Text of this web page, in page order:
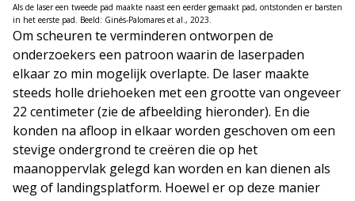
Als de laser een tweede pad maakte naast een eerder gemaakt pad, ontstonden er barsten
in het eerste pad. Beeld: Ginés‑Palomares et al., 2023.
Om scheuren te verminderen ontworpen de
onderzoekers een patroon waarin de laserpaden
elkaar zo min mogelijk overlapte. De laser maakte
steeds holle driehoeken met een grootte van ongeveer
22 centimeter (zie de afbeelding hieronder). En die
konden na afloop in elkaar worden geschoven om een
stevige ondergrond te creëren die op het
maanoppervlak gelegd kan worden en kan dienen als
weg of landingsplatform. Hoewel er op deze manier